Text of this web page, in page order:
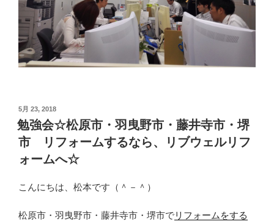
投
稿
日:
5月 23, 2018
勉強会☆松原市・羽曳野市・藤井寺市・堺
市 リフォームするなら、リブウェルリフ
ォームへ☆
こんにちは、松本です（＾－＾）
松原市・羽曳野市・藤井寺市・堺市でリフォームをする